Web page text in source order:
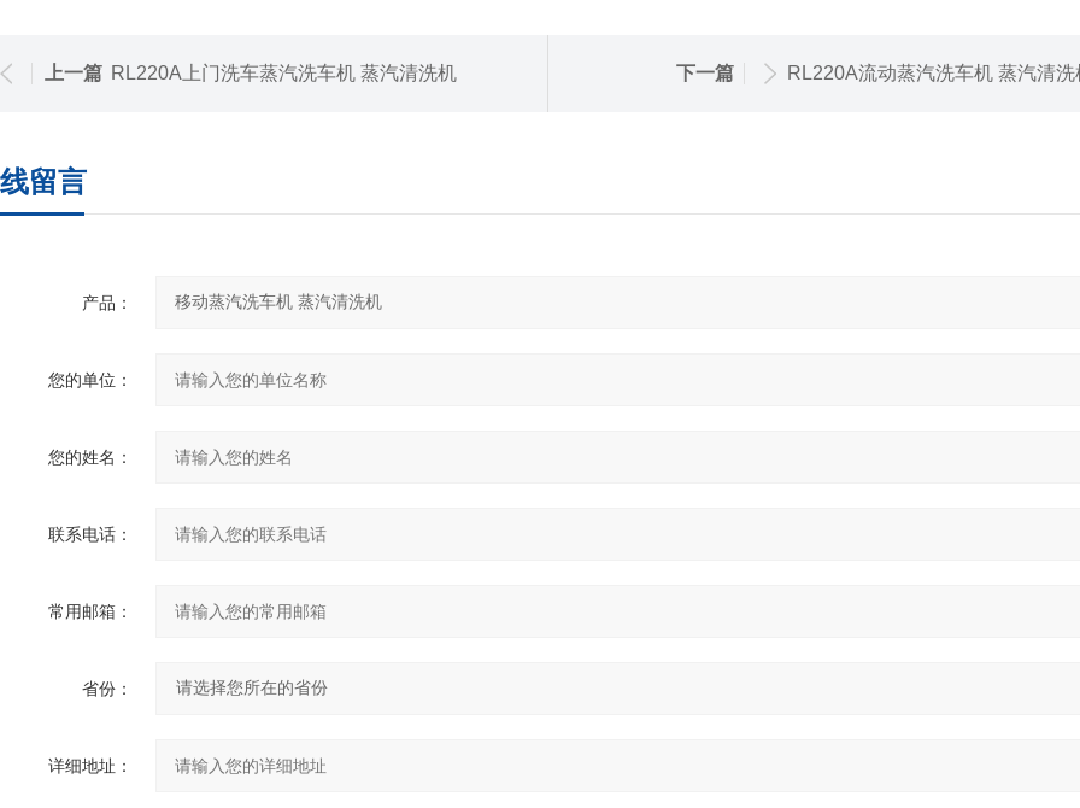
上一篇 RL220A上门洗车蒸汽洗车机 蒸汽清洗机 下一篇 RL220A流动蒸汽洗车机 蒸汽清洗
留言
产品：
您的单位：
您的姓名：
联系电话：
常用邮箱：
省份：
详细地址：